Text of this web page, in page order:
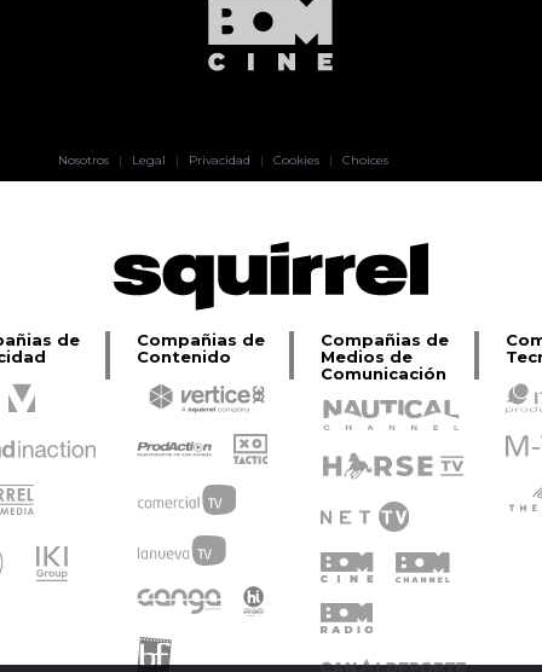
Nosotros | Legal | Privacidad | Cookies | Choices
de
Compañias de
Contenido
Compañias de
Medios de
Comunicación